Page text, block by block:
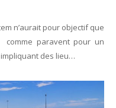
n’aurait pour objectif que
comme paravent pour un
des lieu…